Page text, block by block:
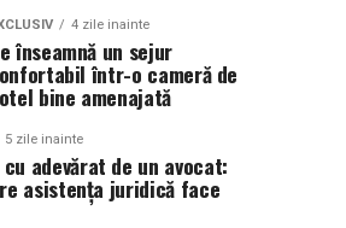
4 zile inainte
înseamnă un sejur
într-o cameră de
bine amenajată
5 zile inainte
adevărat de un avocat:
asistența juridică face